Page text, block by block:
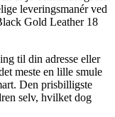
leveringsmanér ved
Gold Leather 18
til din adresse eller
meste en lille smule
Den prisbilligste
selv, hvilket dog